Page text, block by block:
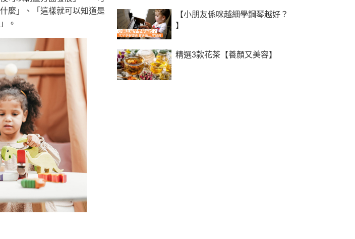
麼」、「這樣就可以知道是
。
【小朋友係咪越細學鋼琴越好？
】
精選3款花茶【養顏又美容】